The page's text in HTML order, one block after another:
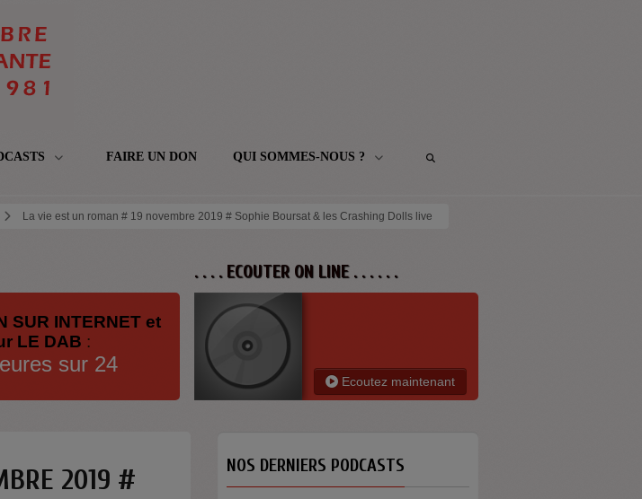
FAIRE UN DON QUI SOMMES-NOUS ?
La vie est un roman # 19 novembre 2019 # Sophie Boursat & les Crashing Dolls live
SUR INTERNET et
LE DAB :
sur 24
. . . . ECOUTER ON LINE . . . . . .
Ecoutez maintenant
2019 #
NOS DERNIERS PODCASTS